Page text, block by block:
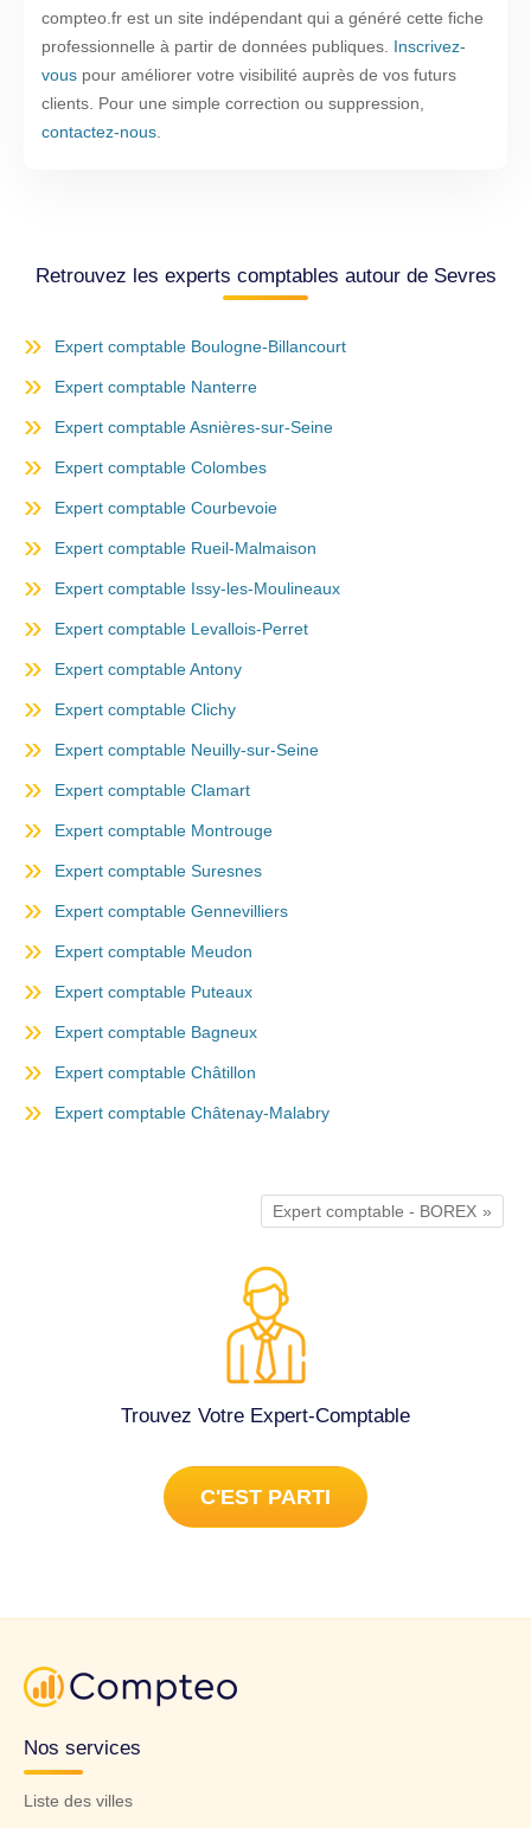
compteo.fr est un site indépendant qui a généré cette fiche
professionnelle à partir de données publiques. Inscrivez-
vous pour améliorer votre visibilité auprès de vos futurs
clients. Pour une simple correction ou suppression,
contactez-nous
Retrouvez les experts comptables autour de Sevres
Expert comptable Boulogne-Billancourt
Expert comptable Nanterre
Expert comptable Asnières-sur-Seine
Expert comptable Colombes
Expert comptable Courbevoie
Expert comptable Rueil-Malmaison
Expert comptable Issy-les-Moulineaux
Expert comptable Levallois-Perret
Expert comptable Antony
Expert comptable Clichy
Expert comptable Neuilly-sur-Seine
Expert comptable Clamart
Expert comptable Montrouge
Expert comptable Suresnes
Expert comptable Gennevilliers
Expert comptable Meudon
Expert comptable Puteaux
Expert comptable Bagneux
Expert comptable Châtillon
Expert comptable Châtenay-Malabry
Expert comptable - BOREX
Trouvez Votre Expert-Comptable
C'EST PARTI
Nos services
Liste des villes